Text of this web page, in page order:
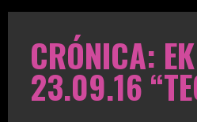
CRÓNICA:
23.09.16